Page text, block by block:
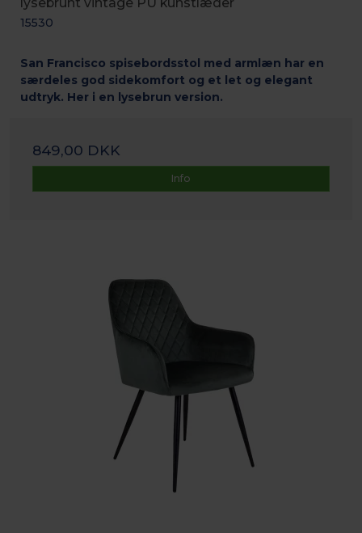
15530
San Francisco spisebordsstol med armlæn har en
særdeles god sidekomfort og et let og elegant
udtryk. Her i en lysebrun version.
849,00 DKK
Info